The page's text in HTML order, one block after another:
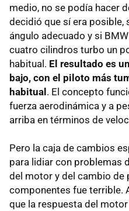
medio, no se podía hacer
decidió que sí era posible,
ángulo adecuado y si
cuatro cilindros turbo un
habitual. El resultado es
bajo, con el piloto más
habitual. El concepto
fuerza aerodinámica y a
arriba en términos de
Pero la caja de cambios
para lidiar con problemas
del motor y del cambio de
componentes fue terrible.
que la respuesta del